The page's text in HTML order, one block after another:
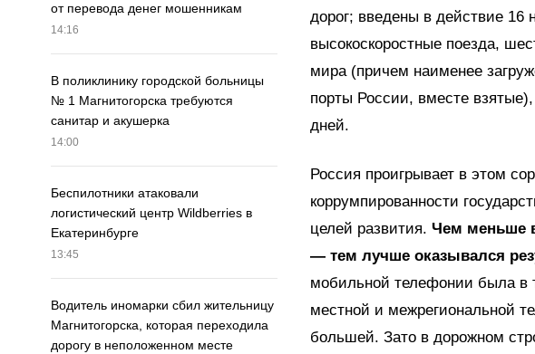
от перевода денег мошенникам
14:16
В поликлинику городской больницы
№ 1 Магнитогорска требуются
санитар и акушерка
14:00
Беспилотники атаковали
логистический центр Wildberries в
Екатеринбурге
13:45
Водитель иномарки сбил жительницу
Магнитогорска, которая переходила
дорогу в неположенном месте
дорог; введены в действие 16
высокоскоростные поезда,
мира (причем наименее
порты России, вместе
дней.
Россия проигрывает в этом
коррумпированности
целей развития. Чем меньше
— тем лучше оказывался
мобильной телефонии была в
местной и межрегиональной
большей. Зато в дорожном